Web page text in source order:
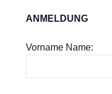
ANMELDUNG
Vorname Name: